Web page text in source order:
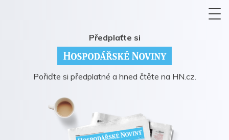
Předplaťte si
Pořiďte si předplatné a hned čtěte na HN.cz.